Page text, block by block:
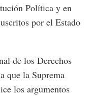
Política y en
por el Estado
de los Derechos
que la Suprema
los argumentos